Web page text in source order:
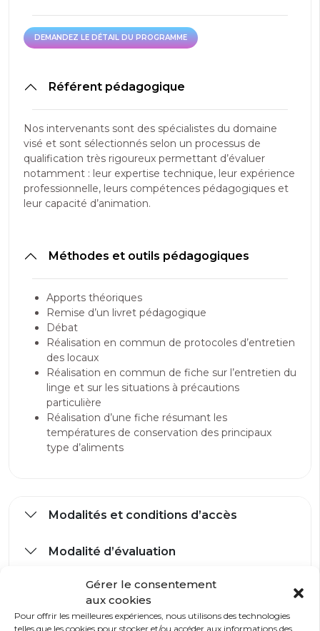
Gérer le consentement
aux cookies
Pour offrir les meilleures expériences, nous utilisons des technologies
telles que les cookies pour stocker et/ou accéder aux informations des
DEMANDEZ LE DÉTAIL DU PROGRAMME
DEMANDEZ LE DÉTAIL DU PROGRAMME
Référent pédagogique
Nos intervenants sont des spécialistes du domaine
visé et sont sélectionnés selon un processus de
qualification très rigoureux permettant d’évaluer
notamment : leur expertise technique, leur expérience
professionnelle, leurs compétences pédagogiques et
leur capacité d’animation.
Méthodes et outils pédagogiques
Apports théoriques
Remise d’un livret pédagogique
Débat
Réalisation en commun de protocoles d’entretien
des locaux
Réalisation en commun de fiche sur l’entretien du
linge et sur les situations à précautions
particulière
Réalisation d’une fiche résumant les
températures de conservation des principaux
type d’aliments
Modalités et conditions d’accès
Modalité d’évaluation
Prérequis
Accessibilité handicap